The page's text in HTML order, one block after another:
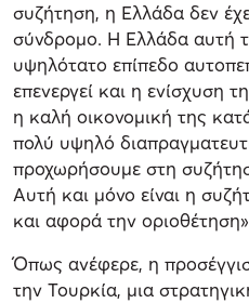
συζήτηση, η Ελλάδα δεν
σύνδρομο. Η Ελλάδα αυτή
υψηλότατο επίπεδο
επενεργεί και η ενίσχυση
η καλή οικονομική της
πολύ υψηλό
προχωρήσουμε στη
Αυτή και μόνο είναι η
και αφορά την
Όπως ανέφερε, η
την Τουρκία, μια